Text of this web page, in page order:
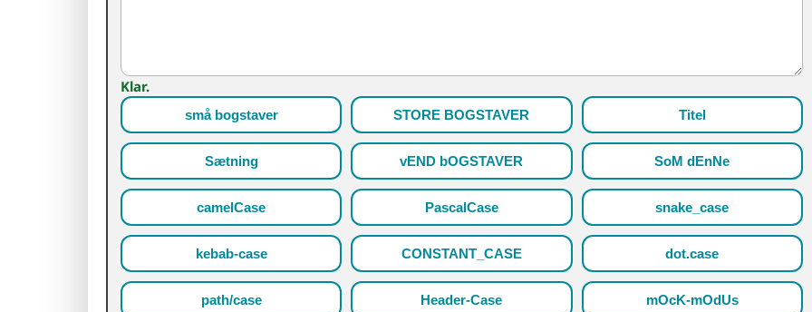
Klar.
små bogstaver STORE BOGSTAVER Titel
Sætning vEND bOGSTAVER SoM dEnNe
camelCase PascalCase snake_case
kebab-case CONSTANT_CASE dot.case
path/case Header-Case mOcK-mOdUs